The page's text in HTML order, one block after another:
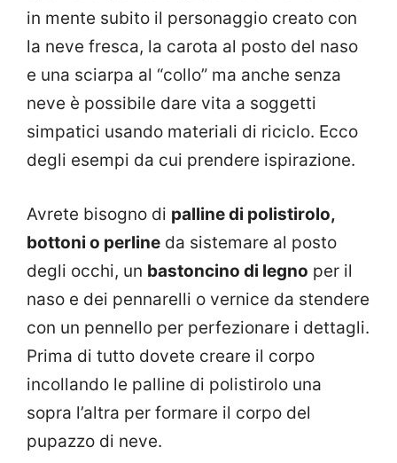
in mente subito il personaggio creato con
la neve fresca, la carota al posto del naso
e una sciarpa al “collo” ma anche senza
neve è possibile dare vita a soggetti
simpatici usando materiali di riciclo. Ecco
degli esempi da cui prendere ispirazione.
Avrete bisogno di palline di polistirolo,
bottoni o perline da sistemare al posto
degli occhi, un bastoncino di legno per il
naso e dei pennarelli o vernice da stendere
con un pennello per perfezionare i dettagli.
Prima di tutto dovete creare il corpo
incollando le palline di polistirolo una
sopra l’altra per formare il corpo del
pupazzo di neve.